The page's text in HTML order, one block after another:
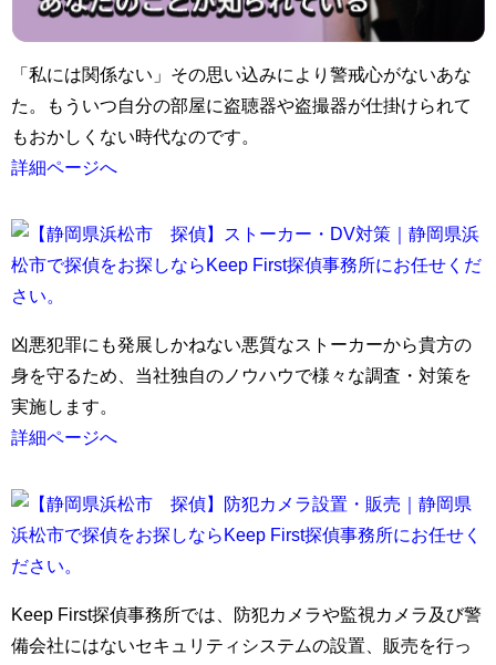
「私には関係ない」その思い込みにより警戒心がないあな
た。もういつ自分の部屋に盗聴器や盗撮器が仕掛けられて
もおかしくない時代なのです。
詳細ページへ
凶悪犯罪にも発展しかねない悪質なストーカーから貴方の
身を守るため、当社独自のノウハウで様々な調査・対策を
実施します。
詳細ページへ
Keep First探偵事務所では、防犯カメラや監視カメラ及び警
備会社にはないセキュリティシステムの設置、販売を行っ